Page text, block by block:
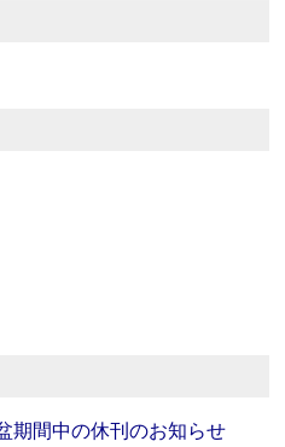
期間中の休刊のお知らせ